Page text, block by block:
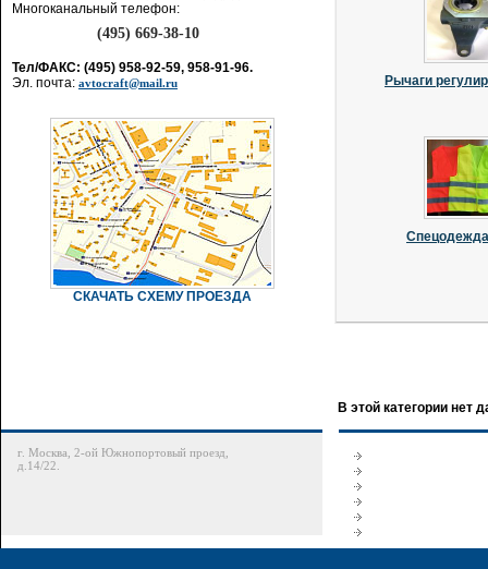
Многоканальный телефон:
(495) 669-38-10
Тел/ФАКС: (495) 958-92-59, 958-91-96.
Эл. почта: avtocraft@mail.ru
СКАЧАТЬ СХЕМУ ПРОЕЗДА
Рычаги
В этой категории нет
г. Москва, 2-ой Южнопортовый проезд,
д.14/22.